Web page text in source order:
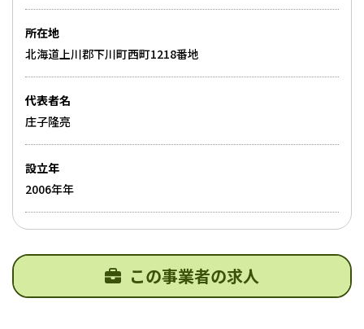
所在地
北海道上川郡下川町西町1218番地
代表者名
庄子隆亮
設立年
2006年年
この事業者の求人